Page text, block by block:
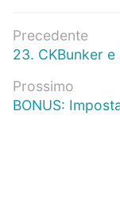
Navigazione
articoli
Precedente
Articolo
23. CKBunker
Prossimo
Prossimo
BONUS: